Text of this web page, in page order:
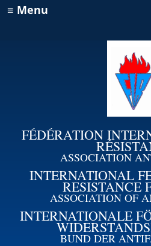
≡ Menu
FÉDÉRATION
ASSOCIATION
INTERNATIONAL
RESISTANCE
ASSOCIATION OF
INTERNATIONALE
BUND DER